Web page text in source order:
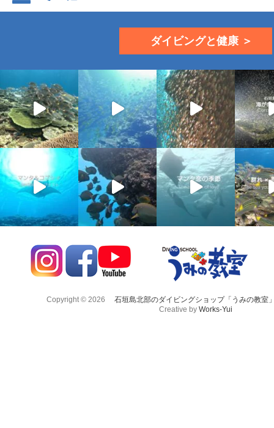
ダイビングと健康 ＞
Copyright © 2026
石垣島北部のダイビングショップ「うみの教室
Creative by Works-Yui